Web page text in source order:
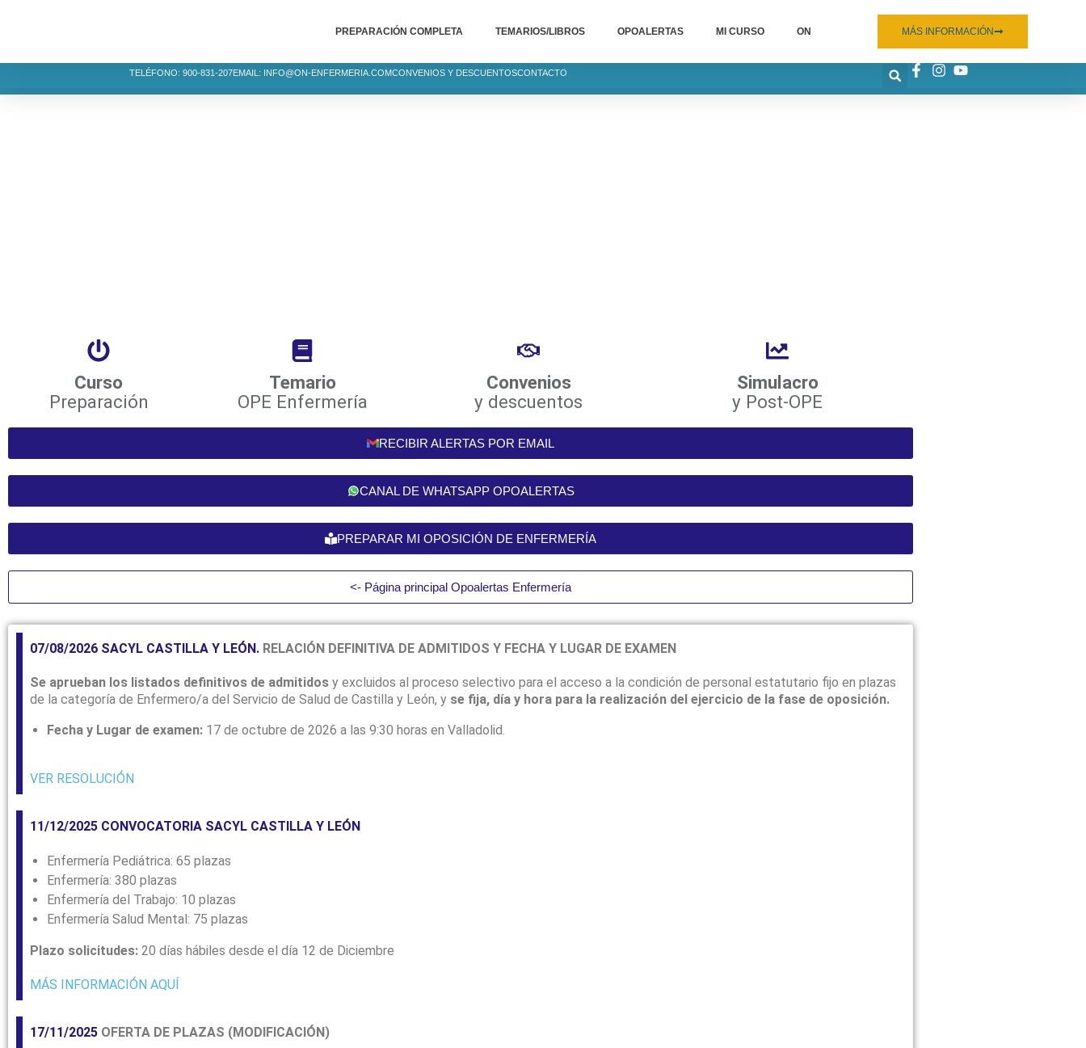
PREPARACIÓN COMPLETA TEMARIOS/LIBROS OPOALERTAS MI CURSO ON MÁS INFORMACIÓN
TELÉFONO: 900-831-207EMAIL: INFO@ON-ENFERMERIA.COMCONVENIOS Y DESCUENTOSCONTACTO
Curso
Preparación
Temario
OPE Enfermería
Convenios
y descuentos
Simulacro
y Post-OPE
RECIBIR ALERTAS POR EMAIL
CANAL DE WHATSAPP OPOALERTAS
PREPARAR MI OPOSICIÓN DE ENFERMERÍA
<- Página principal Opoalertas Enfermería
07/08/2026 SACYL CASTILLA Y LEÓN. RELACIÓN DEFINITIVA DE ADMITIDOS Y FECHA Y LUGAR DE EXAMEN
Se aprueban los listados definitivos de admitidos y excluidos al proceso selectivo para el acceso a la condición de personal estatutario fijo en plazas
de la categoría de Enfermero/a del Servicio de Salud de Castilla y León, y se fija, día y hora para la realización del ejercicio de la fase de oposición.
Fecha y Lugar de examen: 17 de octubre de 2026 a las 9:30 horas en Valladolid.
VER RESOLUCIÓN
11/12/2025 CONVOCATORIA SACYL CASTILLA Y LEÓN
Enfermería Pediátrica: 65 plazas
Enfermería: 380 plazas
Enfermería del Trabajo: 10 plazas
Enfermería Salud Mental: 75 plazas
Plazo solicitudes: 20 días hábiles desde el día 12 de Diciembre
MÁS INFORMACIÓN AQUÍ
17/11/2025 OFERTA DE PLAZAS (MODIFICACIÓN)